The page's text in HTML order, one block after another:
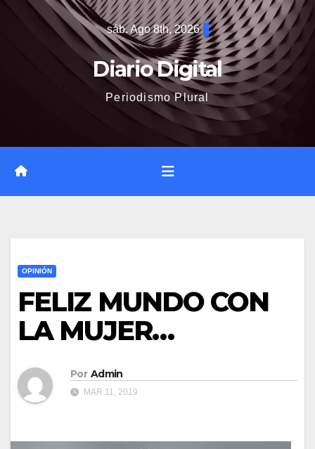
sáb. Ago 8th, 2026
Diario Digital
Periodismo Plural
OPINIÓN
FELIZ MUNDO CON
LA MUJER…
Por Admin
MAR 11, 2019